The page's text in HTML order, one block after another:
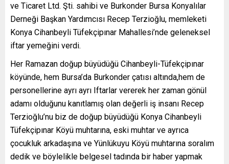
ve Ticaret Ltd. Şti. sahibi ve Burkonder Bursa Konyalılar
Derneği Başkan Yardımcısı Recep Terzioğlu, memleketi
Konya Cihanbeyli Tüfekçipınar Mahallesi’nde geleneksel
iftar yemeğini verdi.
Her Ramazan doğup büyüdüğü Cihanbeyli-Tüfekçipınar
köyünde, hem Bursa’da Burkonder çatısı altında,hem de
personellerine ayrı ayrı Iftarlar vererek her zaman gönül
adamı olduğunu kanıtlamış olan değerli iş insanı Recep
Terzioğlu’nu biz de doğup büyüdüğü Konya Cihanbeyli
Tüfekçipınar Köyü muhtarına, eski muhtar ve ayrıca
çocukluk arkadaşına ve Yünlükuyu Köyü muhtarına soralım
dedik ve böylelikle belgesel tadında bir haber yapmak